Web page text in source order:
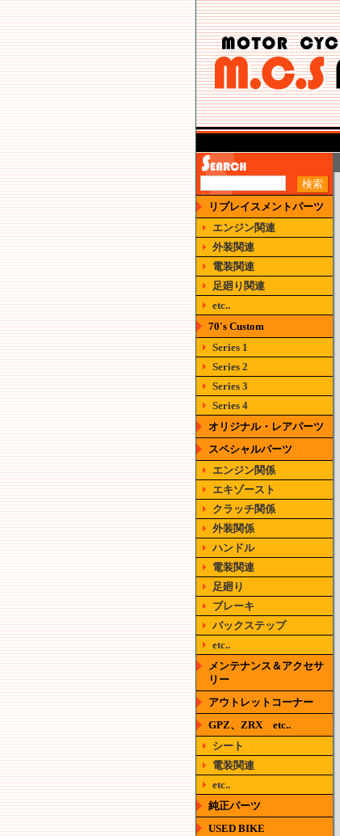
リプレイスメントパーツ
エンジン関連
外装関連
電装関連
足廻り関連
etc..
70's Custom
Series 1
Series 2
Series 3
Series 4
オリジナル・レアパーツ
スペシャルパーツ
エンジン関係
エキゾースト
クラッチ関係
外装関係
ハンドル
電装関連
足廻り
ブレーキ
バックステップ
etc..
メンテナンス＆アクセサ
リー
アウトレットコーナー
GPZ、ZRX etc..
シート
電装関連
etc..
純正パーツ
USED BIKE